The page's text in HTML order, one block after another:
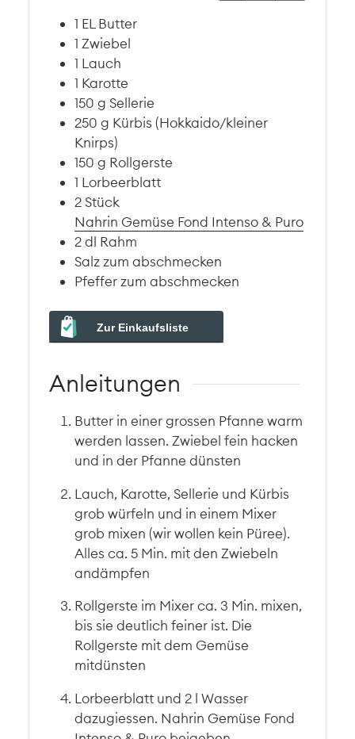
1 EL Butter
1 Zwiebel
1 Lauch
1 Karotte
150 g Sellerie
250 g Kürbis (Hokkaido/kleiner
Knirps)
150 g Rollgerste
1 Lorbeerblatt
2 Stück
Nahrin Gemüse Fond Intenso & Puro
2dl Rahm
Salz zum abschmecken
Pfeffer zum abschmecken
Zur Einkaufsliste
Anleitungen
Butter in einer grossen Pfanne warm
werden lassen. Zwiebel fein hacken
und in der Pfanne dünsten
Lauch, Karotte, Sellerie und Kürbis
grob würfeln und in einem Mixer
grob mixen (wir wollen kein Püree).
Alles ca. 5 Min. mit den Zwiebeln
andämpfen
Rollgerste im Mixer ca. 3 Min. mixen,
bis sie deutlich feiner ist. Die
Rollgerste mit dem Gemüse
mitdünsten
Lorbeerblatt und 2 l Wasser
dazugiessen. Nahrin Gemüse Fond